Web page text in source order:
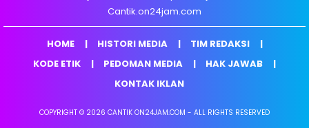
Cantik.on24jam.com
HOME HISTORI MEDIA
TIM REDAKSI
KODE ETIK
PEDOMAN MEDIA
HAK JAWAB
KONTAK IKLAN
COPYRIGHT © 2026 CANTIK ON24JAM.COM - ALL RIGHTS RESERVED